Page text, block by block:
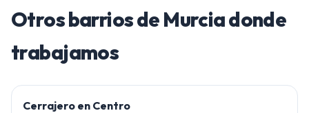
Otros barrios deMurciadonde
trabajamos
Cerrajero en Centro